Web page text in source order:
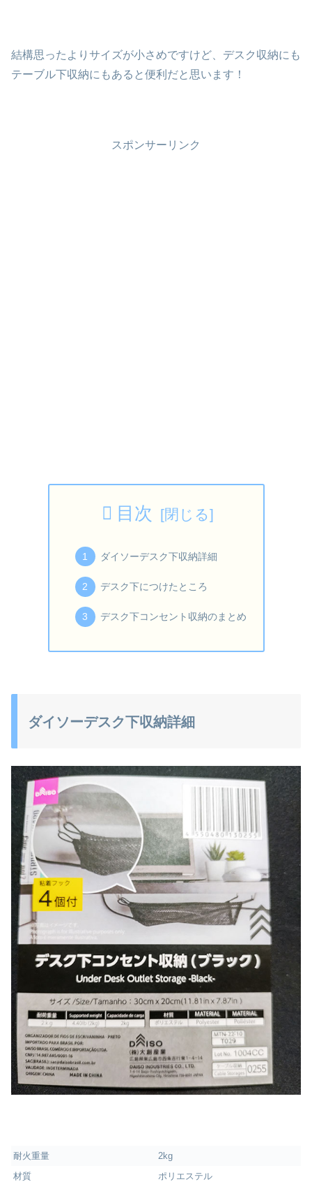
結構思ったよりサイズが小さめですけど、デスク収納にも
テーブル下収納にもあると便利だと思います！
スポンサーリンク
目次
ダイソーデスク下収納詳細
デスク下につけたところ
デスク下コンセント収納のまとめ
ダイソーデスク下収納詳細
耐火重量
2kg
材質
ポリエステル